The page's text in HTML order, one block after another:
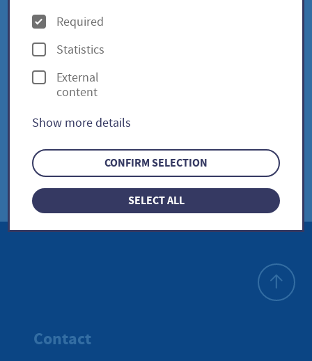
Sonderausstellungen 2026 -
2030
Friedensreich Hundertwasser
der Natur
Contact
O
p
t
i
n
s
Required
Statistics
External
content
Show more details
CONFIRM SELECTION
SELECT ALL